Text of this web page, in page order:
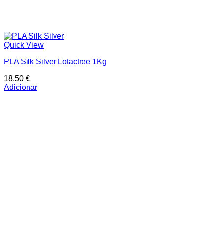
Quick View
PLA Silk Silver Lotactree 1Kg
18,50 €
Adicionar